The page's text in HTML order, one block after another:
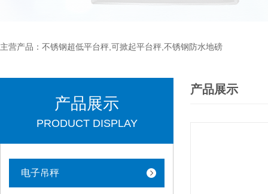
主营产品：不锈钢超低平台秤,可掀起平台秤,不锈钢防水地磅
产品展示
PRODUCT DISPLAY
电子吊秤
产品展示